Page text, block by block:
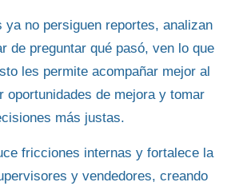
ya no persiguen reportes, analizan
de preguntar qué pasó, ven lo que
les permite acompañar mejor al
oportunidades de mejora y tomar
más justas.
fricciones internas y fortalece la
y vendedores, creando